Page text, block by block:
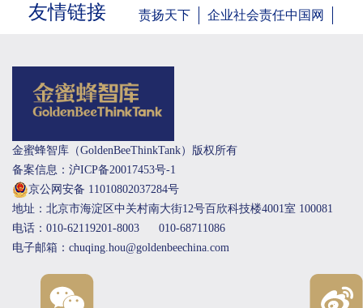
友情链接 责扬天下 企业社会责任中国网
金蜜蜂智库（GoldenBeeThinkTank）版权所有
备案信息：沪ICP备20017453号-1
京公网安备 11010802037284号
地址：北京市海淀区中关村南大街12号百欣科技楼4001室 100081
电话：010-62119201-8003
010-68711086
电子邮箱：chuqing.hou@goldenbeechina.com